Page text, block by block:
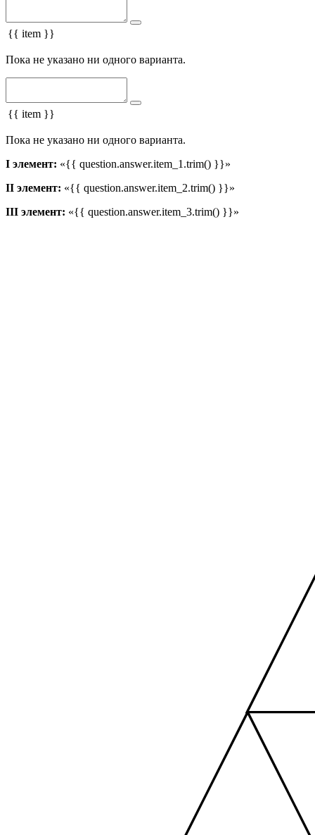
{{ item }}
Пока не указано ни одного варианта.
{{ item }}
Пока не указано ни одного варианта.
I элемент: «{{ question.answer.item_1.trim() }}»
II элемент: «{{ question.answer.item_2.trim() }}»
III элемент: «{{ question.answer.item_3.trim() }}»